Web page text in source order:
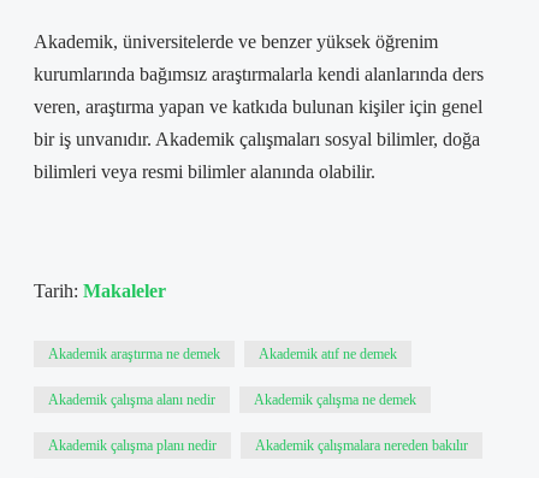
Akademik, üniversitelerde ve benzer yüksek öğrenim
kurumlarında bağımsız araştırmalarla kendi alanlarında ders
veren, araştırma yapan ve katkıda bulunan kişiler için genel
bir iş unvanıdır. Akademik çalışmaları sosyal bilimler, doğa
bilimleri veya resmi bilimler alanında olabilir.
Tarih: Makaleler
Akademik araştırma ne demek Akademik atıf ne demek
Akademik çalışma alanı nedir Akademik çalışma ne demek
Akademik çalışma planı nedir Akademik çalışmalara nereden bakılır